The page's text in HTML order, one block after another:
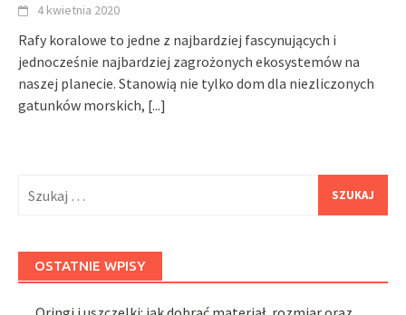
4 kwietnia 2020
Rafy koralowe to jedne z najbardziej fascynujących i
jednocześnie najbardziej zagrożonych ekosystemów na
naszej planecie. Stanowią nie tylko dom dla niezliczonych
gatunków morskich, [...]
OSTATNIE WPISY